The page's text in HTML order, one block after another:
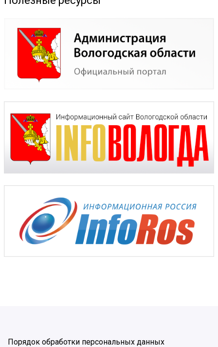
Порядок обработки персональных данных